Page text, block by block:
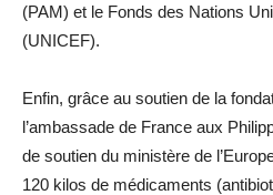
(PAM) et le Fonds des Nations
(UNICEF).
Enfin, grâce au soutien de la
l’ambassade de France aux
de soutien du ministère de
120 kilos de médicaments